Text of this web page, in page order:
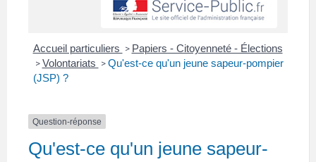
Accueil particuliers > Papiers - Citoyenneté - Élections
> Volontariats > Qu'est-ce qu'un jeune sapeur-pompier
(JSP) ?
Question-réponse
Qu'est-ce qu'un jeune sapeur-